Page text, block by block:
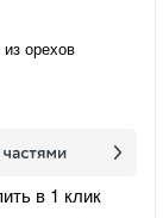
орехов
в 1 клик